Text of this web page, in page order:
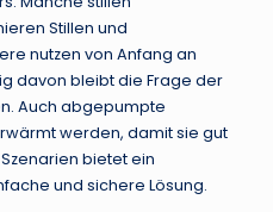
Stillen und
nutzen von Anfang an
davon bleibt die Frage der
Auch abgepumpte
werden, damit sie gut
bietet ein
und sichere Lösung.